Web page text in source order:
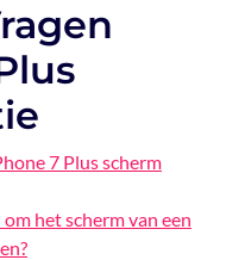
7 Plus scherm
het scherm van een